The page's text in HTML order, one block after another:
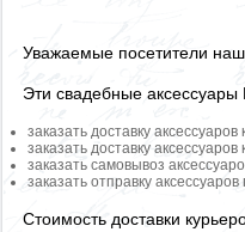
Уважаемые посетители
Эти свадебные
заказать доставку
заказать доставку
заказать самовывоз
заказать отправку
Стоимость доставки